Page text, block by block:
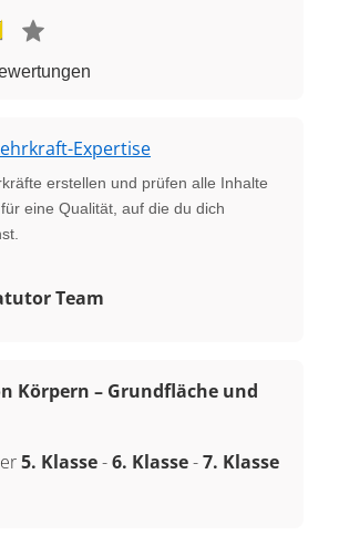
Expertise
erstellen und prüfen alle Inhalte
eine Qualität, auf die du dich
Team
Körpern – Grundfläche und
5. Klasse-6. Klasse-7. Klasse